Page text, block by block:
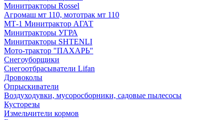
Минитракторы Rossel
Агромаш мт 110, мототрак мт 110
МТ-1 Минитрактор АГАТ
Минитракторы УГРА
Минитракторы SHTENLI
Мото-трактор "ПАХАРЬ"
Снегоуборщики
Снегоотбрасыватели Lifan
Дровоколы
Опрыскиватели
Воздуходувки, мусоросборники, cадовые пылесосы
Кусторезы
Измельчители кормов